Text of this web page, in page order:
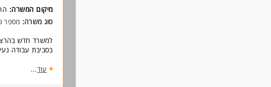
מיקום המשרה:
סוג משרה: מספר
למשרד חדש
בסביבת עבודה
תיאור התפקיד:
עוד...